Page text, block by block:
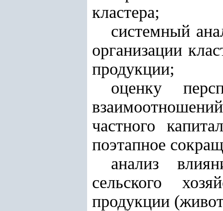
кластера;
системный
организации
продукции;
оценку
частного
поэтапное
анализ
сельского
продукции